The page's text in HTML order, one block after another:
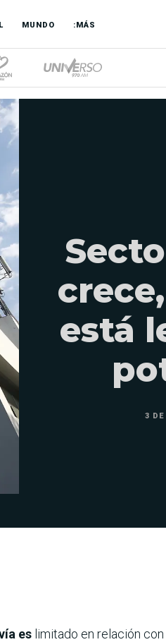
MUNDO :MÁS
está
3 DE
es limitado en relación